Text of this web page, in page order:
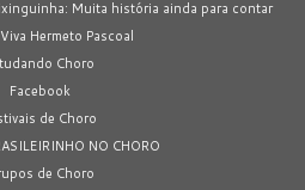
Muita história ainda para contar
Hermeto Pascoal
Choro
Facebook
de Choro
NO CHORO
de Choro